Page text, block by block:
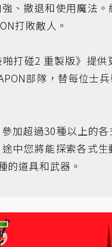
、撤退和使用魔法
打敗敵人。
打碰2 重製版》提
部隊，替每位士
加超過30種以上的
中您將能探索各式
的道具和武器。